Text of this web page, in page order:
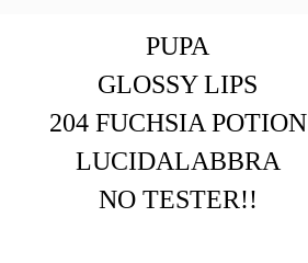
PUPA
GLOSSY LIPS
204 FUCHSIA POTION
LUCIDALABBRA
NO TESTER!!